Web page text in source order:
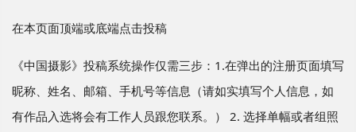
在本页面顶端或底端点击投稿
《中国摄影》投稿系统操作仅需三步：1.在弹出的注册页面填写
昵称、姓名、邮箱、手机号等信息（请如实填写个人信息，如
有作品入选将会有工作人员跟您联系。） 2. 选择单幅或者组照